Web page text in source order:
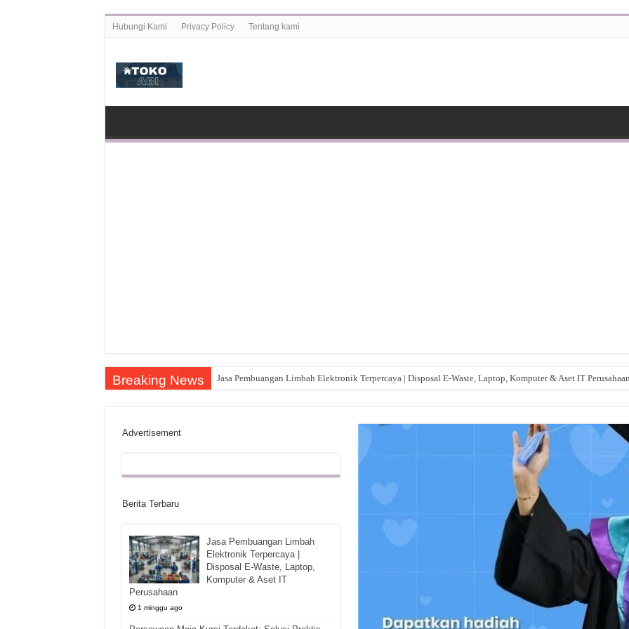
Hubungi Kami Privacy Policy Tentang kami
Breaking News Jasa Pembuangan Limbah Elektronik Terpercaya | Disposal E-Waste, Laptop, Komputer & Aset IT
Advertisement
Berita Terbaru
Jasa Pembuangan Limbah
Elektronik Terpercaya |
Disposal E-Waste, Laptop,
Komputer & Aset IT
Perusahaan
1 minggu ago